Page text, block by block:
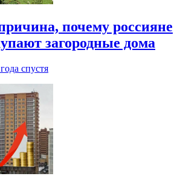
почему россияне
загородные дома
спустя